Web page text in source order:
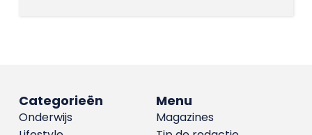
Menu
Magazines
Categorieën
Onderwijs